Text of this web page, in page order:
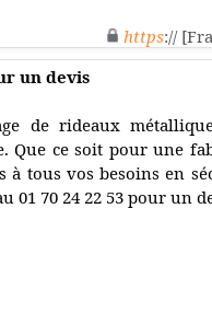
https://
un devis
de rideaux
Que ce soit pour une
tous vos besoins en
01 70 24 22 53 pour un